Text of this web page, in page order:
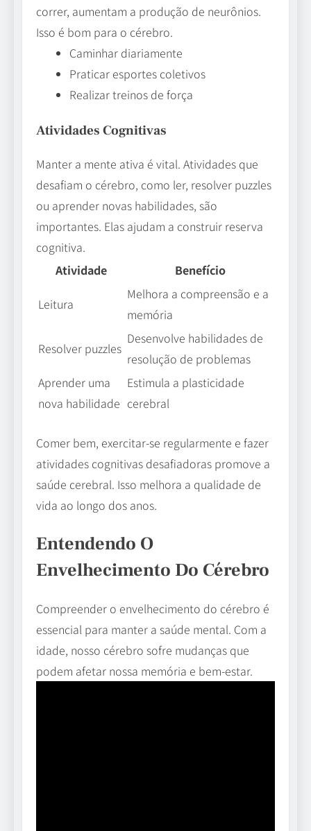
correr, aumentam a produção de neurônios.
Isso é bom para o cérebro.
Caminhar diariamente
Praticar esportes coletivos
Realizar treinos de força
Atividades Cognitivas
Manter a mente ativa é vital. Atividades que
desafiam o cérebro, como ler, resolver puzzles
ou aprender novas habilidades, são
importantes. Elas ajudam a construir reserva
cognitiva.
Atividade
Benefício
Leitura
Melhora a compreensão e a
memória
Resolver puzzles
Desenvolve habilidades de
resolução de problemas
Aprender uma
nova habilidade
Estimula a plasticidade
cerebral
Comer bem, exercitar-se regularmente e fazer
atividades cognitivas desafiadoras promove a
saúde cerebral. Isso melhora a qualidade de
vida ao longo dos anos.
Entendendo O
Envelhecimento Do Cérebro
Compreender o envelhecimento do cérebro é
essencial para manter a saúde mental. Com a
idade, nosso cérebro sofre mudanças que
podem afetar nossa memória e bem-estar.